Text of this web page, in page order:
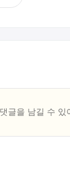
댓글을 남길 수 있